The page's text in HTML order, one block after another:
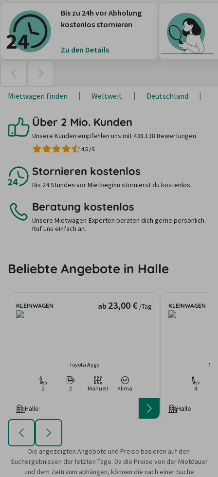
Bis zu 24h vor Abholung
kostenlos stornieren
Zu den Details
Mietwagen finden Weltweit Deutschland
Über 2 Mio. Kunden
Unsere Kunden empfehlen uns mit 438.138 Bewertungen.
4,5 /5
Stornieren kostenlos
Bis 24 Stunden vor Mietbeginn stornierst du kostenlos.
Beratung kostenlos
Unsere Mietwagen-Experten beraten dich gerne persönlich.
Ruf uns einfach an.
Beliebte Angebote in Halle
KLEINWAGEN ab 23,00 € /Tag
Toyota Aygo
2 2 Manuell Klima
Halle
KLEINWAGEN
4
Halle
Die angezeigten Angebote und Preise basieren auf den
Suchergebnissen der letzten Tage. Da die Preise von der Mietdauer
und dem Zeitraum abhängen, können die nach einer Suche